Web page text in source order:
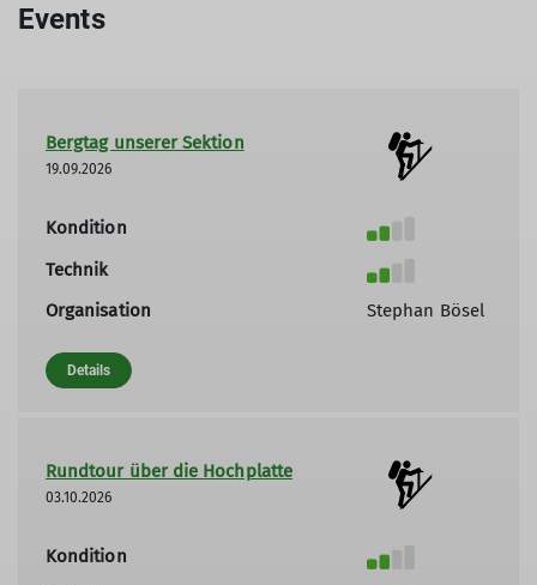
Events
Bergtag unserer Sektion
19.09.2026
Kondition
Technik
Organisation
Stephan Bösel
Details
Rundtour über die Hochplatte
03.10.2026
Kondition